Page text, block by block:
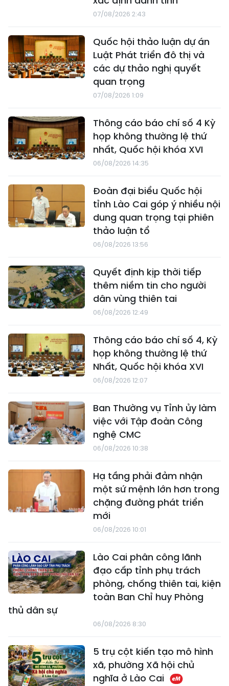
07/08/2026 2:43
Quốc hội thảo luận dự án
Luật Phát triển đô thị và
các dự thảo nghị quyết
quan trọng
07/08/2026 1:09
Thông cáo báo chí số 4 Kỳ
họp không thường lệ thứ
nhất, Quốc hội khóa XVI
06/08/2026 14:35
Đoàn đại biểu Quốc hội
tỉnh Lào Cai góp ý nhiều nội
dung quan trọng tại phiên
thảo luận tổ
06/08/2026 13:56
Quyết định kịp thời tiếp
thêm niềm tin cho người
dân vùng thiên tai
06/08/2026 12:49
Thông cáo báo chí số 4, Kỳ
họp không thường lệ thứ
Nhất, Quốc hội khóa XVI
06/08/2026 12:07
Ban Thường vụ Tỉnh ủy làm
việc với Tập đoàn Công
nghệ CMC
06/08/2026 10:38
Hạ tầng phải đảm nhận
một sứ mệnh lớn hơn trong
chặng đường phát triển
mới
06/08/2026 10:01
Lào Cai phân công lãnh
đạo cấp tỉnh phụ trách
phòng, chống thiên tai, kiện
toàn Ban Chỉ huy Phòng
thủ dân sự
06/08/2026 8:30
5 trụ cột kiến tạo mô hình
xã, phường Xã hội chủ
nghĩa ở Lào Cai